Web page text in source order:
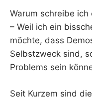
Warum schreibe ich
– Weil ich ein
möchte, dass
Selbstzweck sind,
Problems sein
Seit Kurzem sind